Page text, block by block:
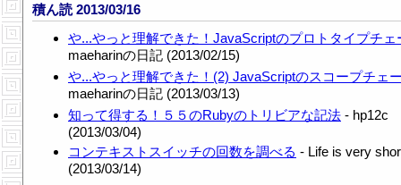
積ん読 2013/03/16
や...やっと理解できた！JavaScriptのプロトタイプチェ
maeharinの日記 (2013/02/15)
や...やっと理解できた！(2) JavaScriptのスコープチェ
maeharinの日記 (2013/03/13)
知って得する！５５のRubyのトリビアな記法 - hp12c
(2013/03/04)
コンテキストスイッチの回数を調べる - Life is very
(2013/03/14)